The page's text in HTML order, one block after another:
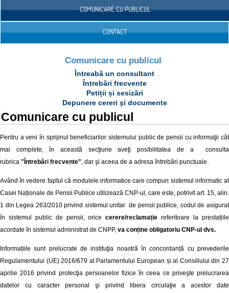
COMUNICARE CU PUBLICUL
CONTACT
Comunicare cu publicul
Întreabă un consultant
Întrebări frecvente
Petiții și sesizări
Depunere cereri şi documente
Comunicare cu publicul
Pentru a veni în sprijinul beneficiarilor sistemului public de pensii cu informaţii cât
mai complete, în această secţiune aveţi posibilitatea de a consulta
rubrica "Întrebări frecvente", dar şi aceea de a adresa întrebări punctuale.
Având în vedere faptul că modulele informatice care compun sistemul informatic al
Casei Naționale de Pensii Publice utilizează CNP-ul, care este, potrivit art. 15, alin.
1 din Legea 263/2010 privind sistemul unitar de pensii publice, codul de asigurat
în sistemul public de pensii, oricecerere/reclamație referitoare la prestațiile
acordate în sistemul administrat de CNPP, va conține obligatoriu CNP-ul dvs.
Informațiile sunt prelucrate de instituţia noastră în concordanță cu prevederile
Regulamentului (UE) 2016/679 al Parlamentului European și al Consiliului din 27
aprilie 2016 privind protecţia persoanelor fizice în ceea ce priveşte prelucrarea
datelor cu caracter personal şi privind libera circulaţie a acestor date